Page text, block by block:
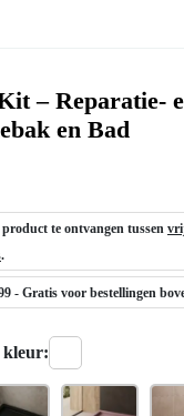
– Reparatie-
en Bad
te ontvangen tussen
.
- Gratis voor bestellingen
kleur: